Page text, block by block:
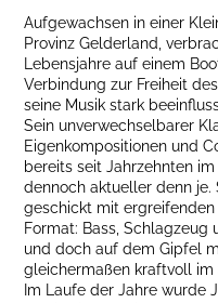
Aufgewachsen in einer
Provinz Gelderland,
Lebensjahre auf einem
Verbindung zur Freiheit
seine Musik stark
Sein unverwechselbarer
Eigenkompositionen und
bereits seit Jahrzehnten
dennoch aktueller denn je.
geschickt mit
Format: Bass, Schlagzeug
und doch auf dem Gipfel
gleichermaßen kraftvoll im
Im Laufe der Jahre wurde